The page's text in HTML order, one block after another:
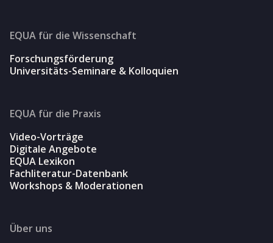
EQUA für die Wissenschaft
Forschungsförderung
Universitäts-Seminare & Kolloquien
EQUA für die Praxis
Video-Vorträge
Digitale Angebote
EQUA Lexikon
Fachliteratur-Datenbank
Workshops & Moderationen
Über uns